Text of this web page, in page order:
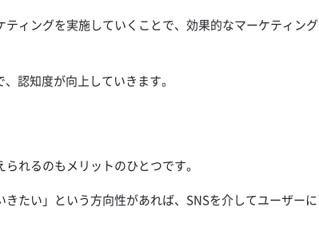
ィングを実施していくことで、効果的なマーケティング
認知度が向上していきます。
れるのもメリットのひとつです。
きたい」という方向性があれば、SNSを介してユーザーに